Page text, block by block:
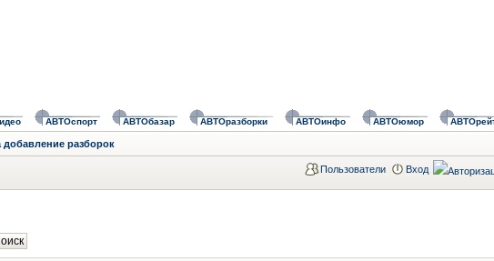
АВТОспорт АВТОбазар АВТОразборки АВТОинфо АВТОюмор
добавление разборок
Пользователи Вход